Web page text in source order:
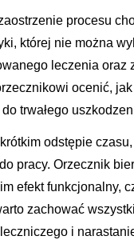
procesu
której nie można
leczenia
ocenić,
trwałego
odstępie
pracy. Orzecznik
efekt funkcjonalny,
zachować
i